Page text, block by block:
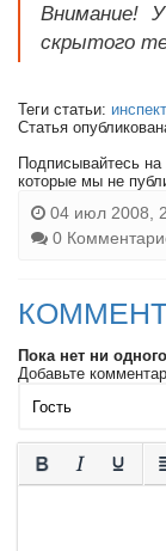
Внимание!
скрытого
Теги статьи:
Статья
Подписывайтесь
которые мы не
04 июл 2008,
0
Пока нет ни
Добавьте